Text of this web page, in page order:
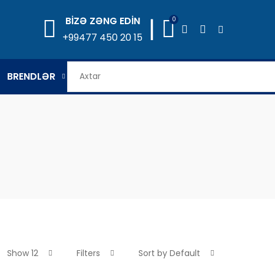
BİZƏ ZƏNG EDİN
+99477 450 20 15
| 0
BRENDLƏR
Show 12 Filters Sort by Default